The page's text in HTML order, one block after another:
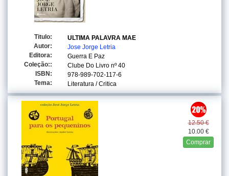
Titulo:
ULTIMA PALAVRA MAE
Autor:
Jose Jorge Letria
Editora:
Guerra E Paz
Coleção::
Clube Do Livro nº 40
ISBN:
978-989-702-117-6
Tema:
Literatura / Critica
12.50 €
10.00 €
Comprar